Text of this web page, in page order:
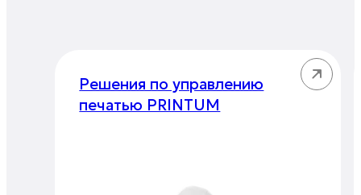
Решения по управлению
печатью PRINTUM